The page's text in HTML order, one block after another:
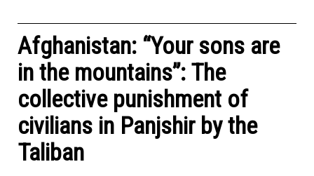
Afghanistan: “Your sons are
in the mountains”: The
collective punishment of
civilians in Panjshir by the
Taliban